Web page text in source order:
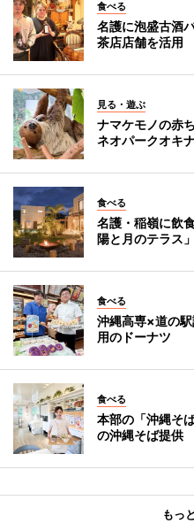
食べる
名護に泡盛古酒
茶店店舗を活用
見る・遊ぶ
ナマケモノの赤
ネオパークオキ
食べる
名護・稲嶺に飲
陽と月のテラス」
食べる
沖縄高専×道の
用のドーナツ
食べる
本部の「沖縄そ
の沖縄そば提供
もっ